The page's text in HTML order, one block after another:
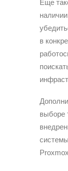
Еще
в
выборе